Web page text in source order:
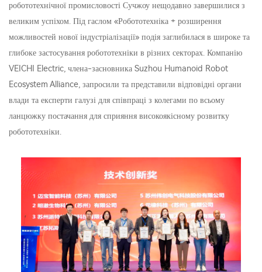
робототехнічної промисловості Сучжоу нещодавно завершилися з
великим успіхом. Під гаслом «Робототехніка + розширення
можливостей нової індустріалізації» подія заглибилася в широке та
глибоке застосування робототехніки в різних секторах. Компанію
VEICHI Electric, члена-засновника Suzhou Humanoid Robot
Ecosystem Alliance, запросили та представили відповідні органи
влади та експерти галузі для співпраці з колегами по всьому
ланцюжку постачання для сприяння високоякісному розвитку
робототехніки.